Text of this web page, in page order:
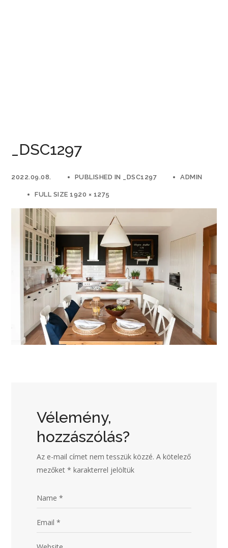
_DSC1297
2022.09.08. PUBLISHED IN _DSC1297 ADMIN
FULL SIZE 1920 × 1275
Vélemény,
hozzászólás?
Az e-mail címet nem tesszük közzé. A kötelező
mezőket* karakterrel jelöltük